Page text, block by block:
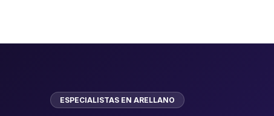
ESPECIALISTAS EN ARELLANO